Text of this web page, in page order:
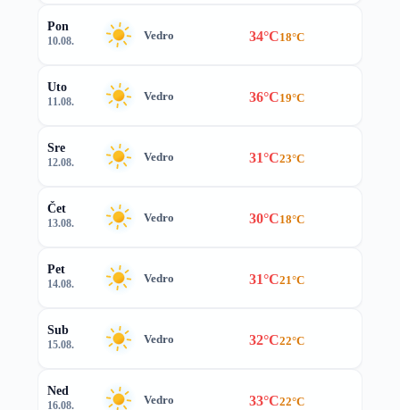
Pon
10.08. Vedro 34°C18°C
Uto
11.08. Vedro 36°C19°C
Sre
12.08. Vedro 31°C23°C
Čet
13.08. Vedro 30°C18°C
Pet
14.08. Vedro 31°C21°C
Sub
15.08. Vedro 32°C22°C
Ned
16.08. Vedro 33°C22°C